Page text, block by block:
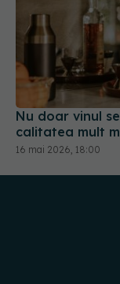
Nu doar vinul
calitatea mult
16 mai 2026, 18:00